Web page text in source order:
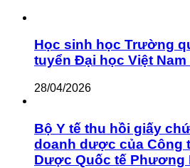
Học sinh học Trường
tuyển Đại học Việt
28/04/2026
Bộ Y tế thu hồi giấy
doanh dược của Công
Dược Quốc tế Phương